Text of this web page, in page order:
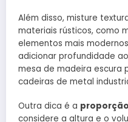
Além disso, misture
materiais rústicos, como
elementos mais
adicionar profundidade
mesa de madeira escura
cadeiras de metal
Outra dica é a proporção
considere a altura e o